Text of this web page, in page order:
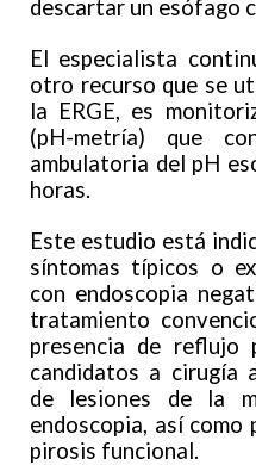
descartar un esófago
El especialista
otro recurso que se
la ERGE, es
(pH-metría) que
ambulatoria del pH
horas.
Este estudio está
síntomas típicos o
con endoscopia
tratamiento
presencia de reflujo
candidatos a cirugía
de lesiones de la
endoscopia, así como
pirosis funcional.